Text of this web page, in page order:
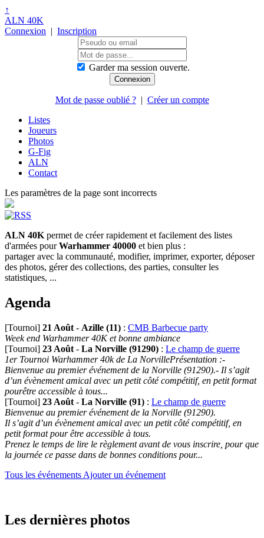
↑
ALN 40K
Connexion | Inscription
Garder ma session ouverte.
Mot de passe oublié ?| Créer un compte
Listes
Joueurs
Photos
G-Fig
ALN
Contact
Les paramètres de la page sont incorrects
ALN 40K permet de créer rapidement et facilement des listes
d'armées pourWarhammer 40000 et bien plus :
partager avec la communauté, modifier, imprimer, exporter, déposer
des photos, gérer des collections, des parties, consulter les
statistiques, ...
Agenda
[Tournoi] 21 Août - Azille (11) : CMB Barbecue party
Week end Warhammer 40K et bonne ambiance
[Tournoi] 23 Août - La Norville (91290) : Le champ de guerre
1er Tournoi Warhammer 40k de La NorvillePrésentation :-
Bienvenue au premier événement de la Norville (91290).- Il s’agit
d’un évènement amical avec un petit côté compétitif, en petit format
pourêtre accessible à tous...
[Tournoi] 23 Août - La Norville (91) : Le champ de guerre
Bienvenue au premier événement de la Norville (91290).
Il s’agit d’un évènement amical avec un petit côté compétitif, en
petit format pour être accessible à tous.
Prenez le temps de lire le règlement avant de vous inscrire, pour que
la journée ce passe dans de bonnes conditions pour...
Tous les événements Ajouter un événement
Les dernières photos